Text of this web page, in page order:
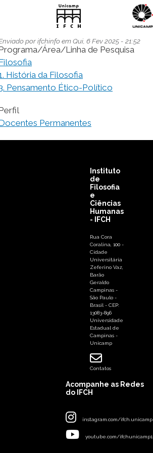
Pular para o conteúdo principal
porifchinfoemQui, 6 Fev 2025 - 21:52
Área/Linha de Pesquisa
História da Filosofia
Pensamento Ético-Político
Permanentes
Instituto
de
Filosofia
e
Ciências
Humanas
- IFCH
Rua Cora
Coralina, 100 -
Cidade
Universitária
Zeferino Vaz,
Barão
Geraldo
Campinas -
São Paulo -
Brasil - CEP:
13083-896
Universidade
Estadual de
Campinas -
Unicamp
Contatos
Acompanhe as Redes
do IFCH
instagram.com/ifch.unicamp
youtube.com/ifchunicamp1